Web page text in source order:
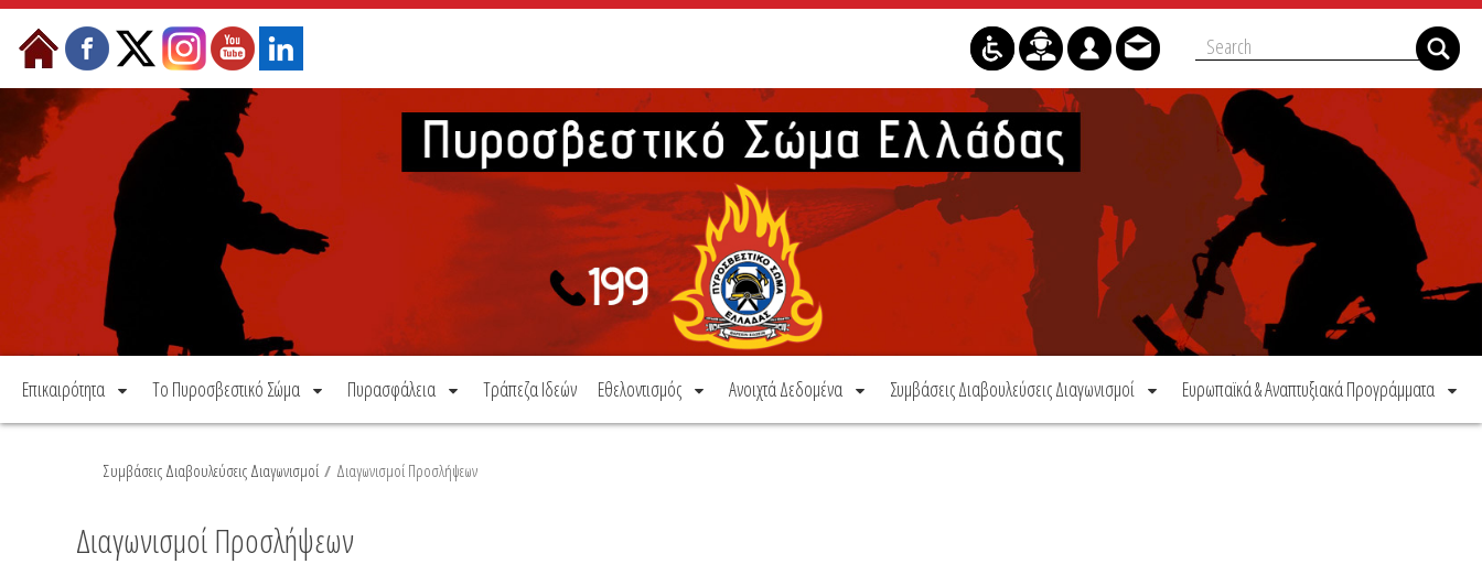
Μετάβαση στο περιεχόμενο
Επικαιρότητα Το Πυροσβεστικό Σώμα Πυρασφάλεια Τράπεζα Ιδεών Εθελοντισμός Ανοιχτά Δεδομένα Συμβάσεις Διαβουλεύσεις Διαγωνισμοί Ευρωπαϊκά & Αναπτυξιακά Προγράμματα
Συμβάσεις Διαβουλεύσεις Διαγωνισμοί / Διαγωνισμοί Προσλήψεων
Διαγωνισμοί Προσλήψεων